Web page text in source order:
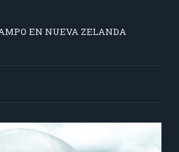
EN NUEVA ZELANDA